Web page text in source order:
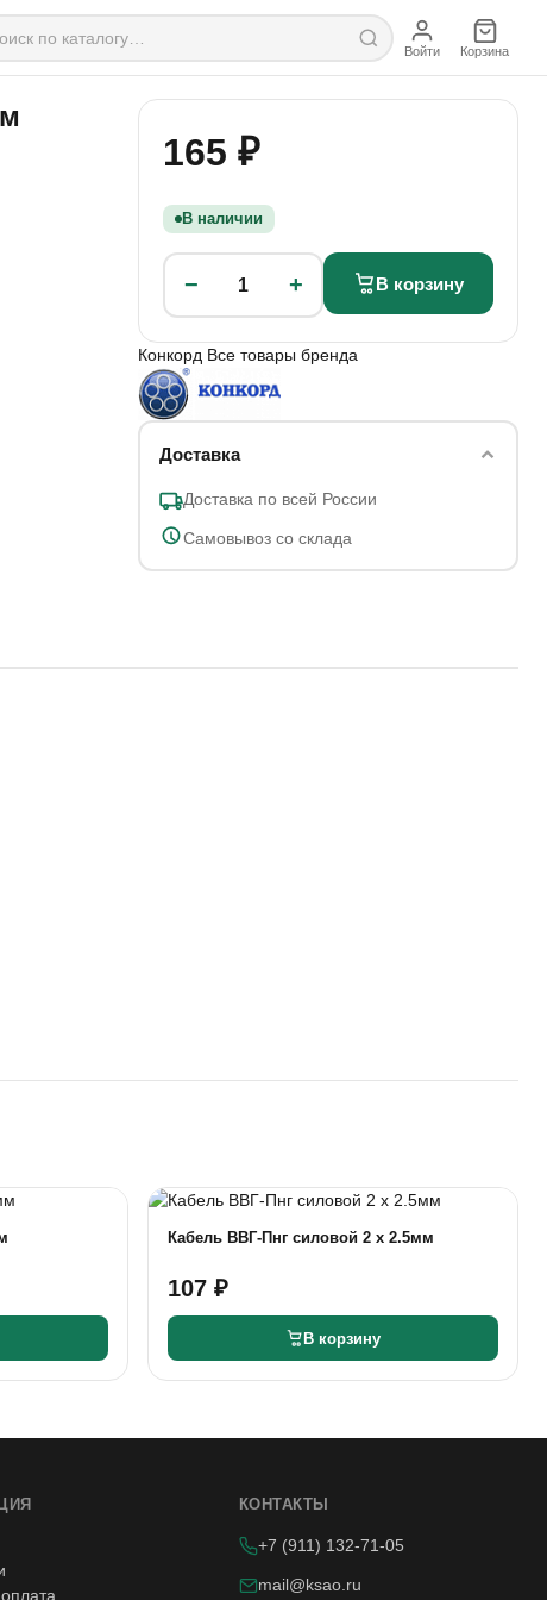
Войти Корзина
165 ₽
В наличии
− 1 + В корзину
Конкорд Все товары бренда
Доставка
Доставка по всей России
Самовывоз со склада
Кабель ВВГ-Пнг силовой 2 х 2.5мм
107 ₽
В корзину
КОНТАКТЫ
+7 (911) 132-71-05
mail@ksao.ru